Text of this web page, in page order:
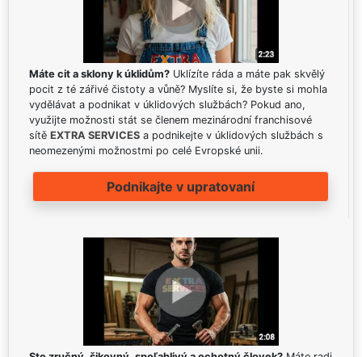
Máte cit a sklony k úklidům? Uklízíte ráda a máte pak skvělý
pocit z té zářivé čistoty a vůně? Myslíte si, že byste si mohla
vydělávat a podnikat v úklidových službách? Pokud ano,
využijte možnosti stát se členem mezinárodní franchisové
sítě EXTRA SERVICES a podnikejte v úklidových službách s
neomezenými možnostmi po celé Evropské unii.
Podnikajte v upratovaní